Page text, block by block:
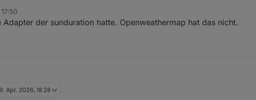
der sunduration hatte. Openweathermap hat das nicht.
Apr. 2026, 18:28